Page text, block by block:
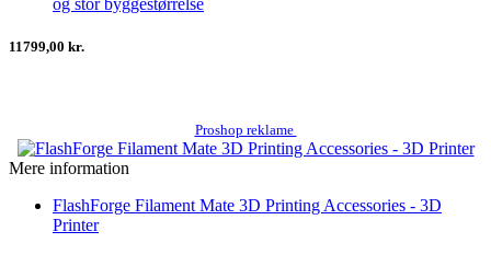
og stor byggestørrelse
11799,00 kr.
Proshop reklame
Mere information
FlashForge Filament Mate 3D Printing Accessories - 3D
Printer